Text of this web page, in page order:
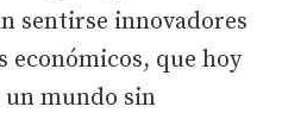
sentirse innovadores
económicos, que hoy
mundo sin